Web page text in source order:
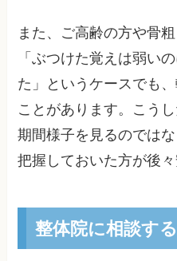
また、ご高齢の方や骨
「ぶつけた覚えは弱い
た」というケースでも
ことがあります。こう
期間様子を見るのでは
把握しておいた方が後々
整体院に相談す